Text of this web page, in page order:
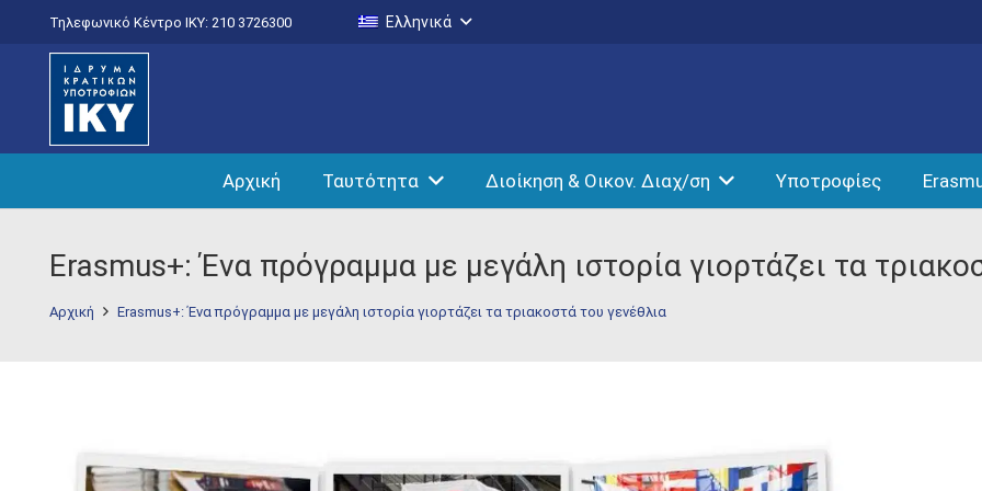
Τηλεφωνικό Κέντρο IKY: 210 3726300 Ελληνικά
Αρχική Ταυτότητα Διοίκηση & Οικον. Διαχ/ση Υποτροφίες
Erasmus+: Ένα πρόγραμμα με μεγάλη ιστορία γιορτάζει τα
Αρχική Erasmus+: Ένα πρόγραμμα με μεγάλη ιστορία γιορτάζει τα τριακοστά του γενέθλια